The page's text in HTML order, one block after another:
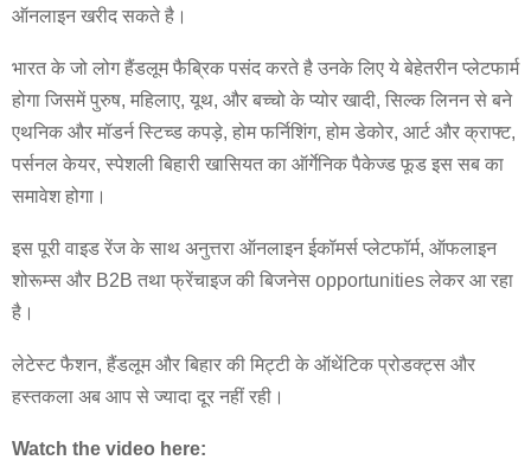
ऑनलाइन खरीद सकते है।
भारत के जो लोग हैंडलूम फैब्रिक पसंद करते है उनके लिए ये बेहेतरीन प्लेटफार्म
होगा जिसमें पुरुष, महिलाए, यूथ, और बच्चो के प्योर खादी, सिल्क लिनन से बने
एथनिक और मॉडर्न स्टिच्ड कपड़े, होम फर्निशिंग, होम डेकोर, आर्ट और क्राफ्ट,
पर्सनल केयर, स्पेशली बिहारी खासियत का ऑर्गेनिक पैकेज्ड फूड इस सब का
समावेश होगा।
इस पूरी वाइड रेंज के साथ अनुत्तरा ऑनलाइन ईकॉमर्स प्लेटफॉर्म, ऑफलाइन
शोरूम्स और B2B तथा फ्रेंचाइज की बिजनेस opportunities लेकर आ रहा
है।
लेटेस्ट फैशन, हैंडलूम और बिहार की मिट्टी के ऑथेंटिक प्रोडक्ट्स और
हस्तकला अब आप से ज्यादा दूर नहीं रही।
Watch the video here: